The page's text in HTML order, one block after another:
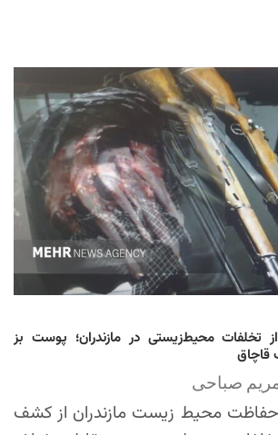
محیط‌زیستی در مازندران؛ پوست بز
صباحی
حفاظت محیط زیست مازندران از کشف